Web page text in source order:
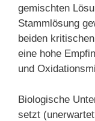
gemischten
Stammlösung
beiden
eine hohe
und
Biologische
setzt